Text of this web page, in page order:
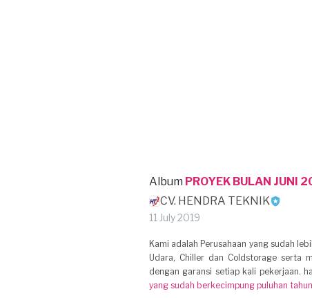
Album PROYEK BULAN JUNI
CV. HENDRA TEKNIK
11 July 2019
Kami adalah Perusahaan yang sudah
Udara, Chiller dan Coldstorage serta
dengan garansi setiap kali pekerjaan.
yang sudah berkecimpung puluhan